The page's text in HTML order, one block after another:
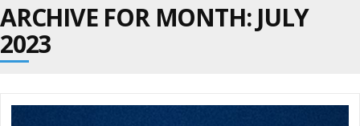
ARCHIVE FOR MONTH: JULY
2023